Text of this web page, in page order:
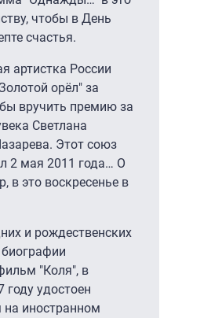
чтобы в День
счастья.
артистка России
орёл" за
вручить премию за
Светлана
Этот союз
2 мая 2011 года… О
в это воскресенье в
и рождественских
"Коля", в
удостоен
на иностранном